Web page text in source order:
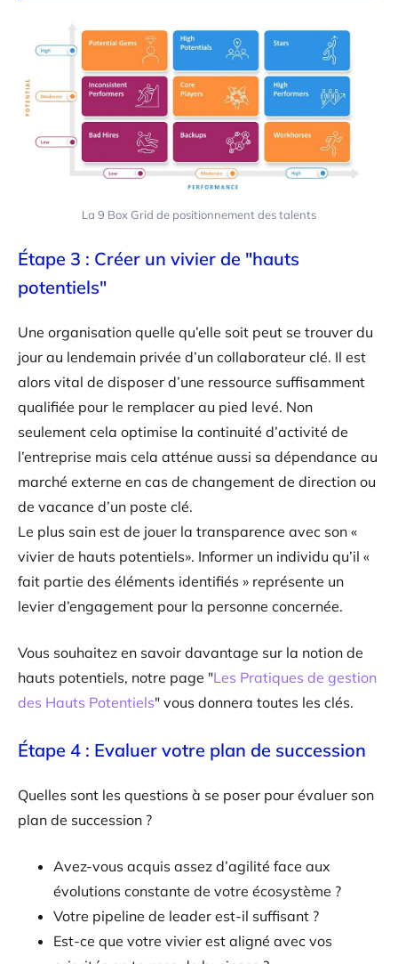
La 9 Box Grid de positionnement des talents
Étape 3 : Créer un vivier de "hauts
potentiels"
Une organisation quelle qu’elle soit peut se trouver du
jour au lendemain privée d’un collaborateur clé. Il est
alors vital de disposer d’une ressource suffisamment
qualifiée pour le remplacer au pied levé. Non
seulement cela optimise la continuité d’activité de
l’entreprise mais cela atténue aussi sa dépendance au
marché externe en cas de changement de direction ou
de vacance d’un poste clé.
Le plus sain est de jouer la transparence avec son «
vivier de hauts potentiels». Informer un individu qu’il «
fait partie des éléments identifiés » représente un
levier d’engagement pour la personne concernée.
Vous souhaitez en savoir davantage sur la notion de
hauts potentiels, notre page "Les Pratiques de gestion
des Hauts Potentiels" vous donnera toutes les clés.
Étape 4 : Evaluer votre plan de succession
Quelles sont les questions à se poser pour évaluer son
plan de succession ?
Avez-vous acquis assez d’agilité face aux
évolutions constante de votre écosystème ?
Votre pipeline de leader est-il suffisant ?
Est-ce que votre vivier est aligné avec vos